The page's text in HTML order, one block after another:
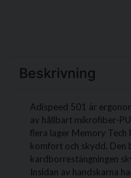
Beskrivning
Adispeed 501 är
av hållbart mikrofiber-
flera lager Memory Tech
komfort och skydd. Den
kardborrestängningen
Insidan av handskarna